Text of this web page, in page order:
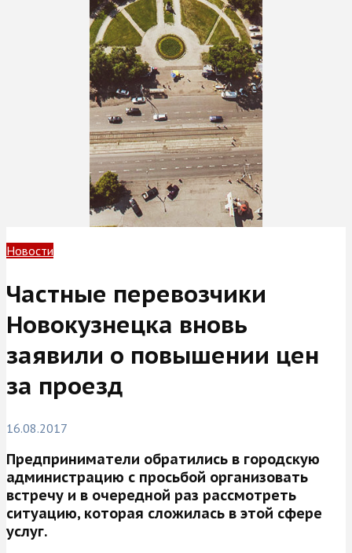
Новости
Частные перевозчики
Новокузнецка вновь
заявили о повышении цен
за проезд
16.08.2017
Предприниматели обратились в городскую
администрацию с просьбой организовать
встречу и в очередной раз рассмотреть
ситуацию, которая сложилась в этой сфере
услуг.